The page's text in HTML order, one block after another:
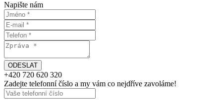
Napište nám
+420 720 620 320
Zadejte telefonní číslo a my vám co nejdříve zavoláme!